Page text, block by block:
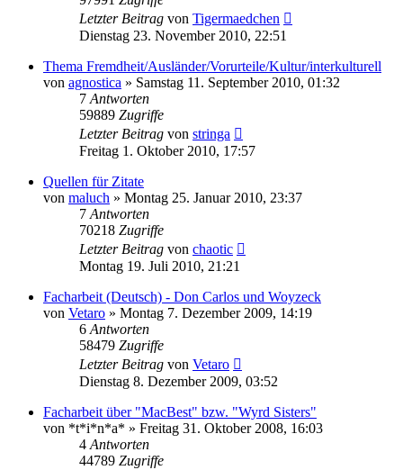
Letzter Beitrag von Tigermaedchen
Dienstag 23. November 2010, 22:51
Thema Fremdheit/Ausländer/Vorurteile/Kultur/interkulturell
von agnostica » Samstag 11. September 2010, 01:32
7 Antworten
59889 Zugriffe
Letzter Beitrag von stringa
Freitag 1. Oktober 2010, 17:57
Quellen für Zitate
von maluch » Montag 25. Januar 2010, 23:37
7 Antworten
70218 Zugriffe
Letzter Beitrag von chaotic
Montag 19. Juli 2010, 21:21
Facharbeit (Deutsch) - Don Carlos und Woyzeck
von Vetaro » Montag 7. Dezember 2009, 14:19
6 Antworten
58479 Zugriffe
Letzter Beitrag von Vetaro
Dienstag 8. Dezember 2009, 03:52
Facharbeit über "MacBest" bzw. "Wyrd Sisters"
von *t*i*n*a* » Freitag 31. Oktober 2008, 16:03
4 Antworten
44789 Zugriffe